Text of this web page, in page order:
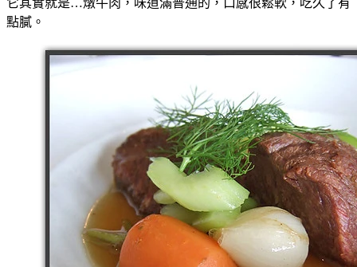
它其實就是…燉牛肉，味道滿普通的，口感很鬆軟，吃久了有
點膩。